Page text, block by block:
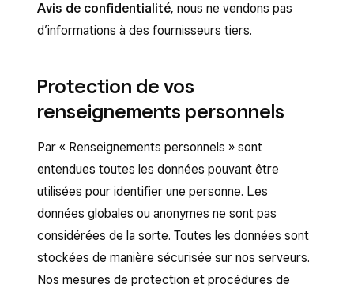
Avis de confidentialité, nous ne vendons pas
d’informations à des fournisseurs tiers.
Protection de vos
renseignements personnels
Par « Renseignements personnels » sont
entendues toutes les données pouvant être
utilisées pour identifier une personne. Les
données globales ou anonymes ne sont pas
considérées de la sorte. Toutes les données sont
stockées de manière sécurisée sur nos serveurs.
Nos mesures de protection et procédures de